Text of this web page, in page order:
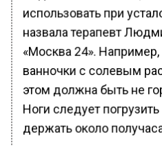
использовать при
назвала терапевт
«Москва 24».
ванночки с солевым
этом должна быть не
Ноги следует
держать около